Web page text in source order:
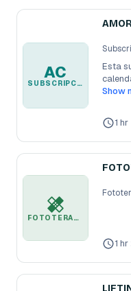
AC
SUBSCRIPCIONES AMORA
Esta
- 3
Show
1 hr
FOTOTERAPIA
1